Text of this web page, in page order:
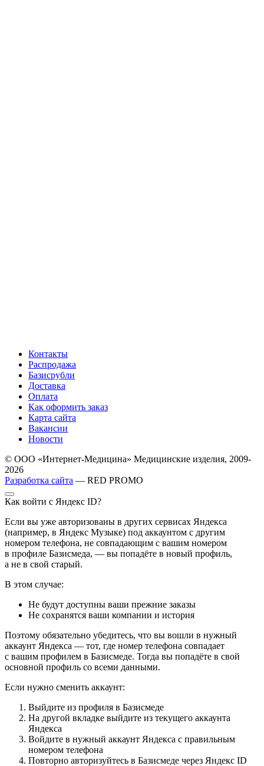
Контакты
Распродажа
Базисрубли
Доставка
Оплата
Как оформить заказ
Карта сайта
Вакансии
Новости
© ООО «Интернет-Медицина» Медицинские изделия, 2009-
2026
Разработка сайта — RED PROMO
Как войти с Яндекс ID?
Если вы уже авторизованы в других сервисах Яндекса
(например, в Яндекс Музыке) под аккаунтом с другим
номером телефона, не совпадающим с вашим номером
в профиле Базисмеда, — вы попадёте в новый профиль,
а не в свой старый.
В этом случае:
Не будут доступны ваши прежние заказы
Не сохранятся ваши компании и история
Поэтому обязательно убедитесь, что вы вошли в нужный
аккаунт Яндекса — тот, где номер телефона совпадает
с вашим профилем в Базисмеде. Тогда вы попадёте в свой
основной профиль со всеми данными.
Если нужно сменить аккаунт:
Выйдите из профиля в Базисмеде
На другой вкладке выйдите из текущего аккаунта
Яндекса
Войдите в нужный аккаунт Яндекса с правильным
номером телефона
Повторно авторизуйтесь в Базисмеде через Яндекс ID